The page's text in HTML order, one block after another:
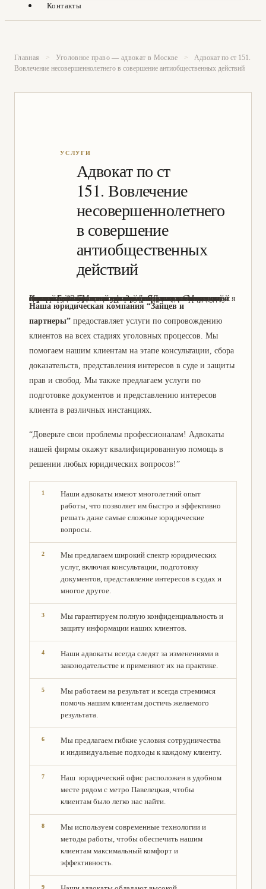
Контакты
Главная > Уголовное право — адвокат в Москве >
Адвокат по ст 151.
Вовлечение несовершеннолетнего в совершение антиобщественных действий
Адвокат по ст
151. Вовлечение
несовершеннолетнего
в совершение
антиобщественных
действий
Здравствуйте! Меня зовут Зайцев Даниил Сергеевич, и я являюсь адвокатом по уголовным делам в юридической компании “Зайцев и партнеры”. Я имею многолетний опыт работы в данной сфере, что позволяет мне гарантировать высокое качество предоставляемых услуг. Наша компания специализируется на защите прав и интересов клиентов в уголовных делах, и мы всегда стремимся найти оптимальное решение для каждого случая. Если у вас возникли проблемы с законом, не стесняйтесь обращаться к нам за помощью. Мы всегда готовы помочь!
Наша юридическая компания “Зайцев и
партнеры” предоставляет услуги по сопровождению
клиентов на всех стадиях уголовных процессов. Мы
помогаем нашим клиентам на этапе консультации, сбора
доказательств, представления интересов в суде и защиты
прав и свобод. Мы также предлагаем услуги по
подготовке документов и представлению интересов
клиента в различных инстанциях.
“Доверьте свои проблемы профессионалам! Адвокаты
нашей фирмы окажут квалифицированную помощь в
решении любых юридических вопросов!”
Наши адвокаты имеют многолетний опыт
работы, что позволяет им быстро и эффективно
решать даже самые сложные юридические
вопросы.
Мы предлагаем широкий спектр юридических
услуг, включая консультации, подготовку
документов, представление интересов в судах и
многое другое.
Мы гарантируем полную конфиденциальность и
защиту информации наших клиентов.
Наши адвокаты всегда следят за изменениями в
законодательстве и применяют их на практике.
Мы работаем на результат и всегда стремимся
помочь нашим клиентам достичь желаемого
результата.
Мы предлагаем гибкие условия сотрудничества
и индивидуальные подходы к каждому клиенту.
Наш юридический офис расположен в удобном
месте рядом с метро Павелецкая, чтобы
клиентам было легко нас найти.
Мы используем современные технологии и
методы работы, чтобы обеспечить нашим
клиентам максимальный комфорт и
эффективность.